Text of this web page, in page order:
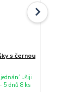
s černou
ušiji
5 dnů 8 ks